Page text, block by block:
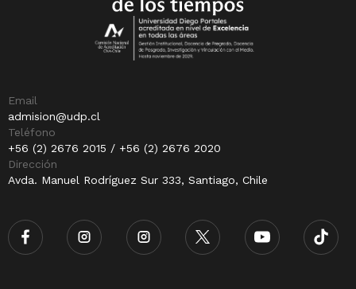
Email
admision@udp.cl
Teléfono
+56 (2) 2676 2015 / +56 (2) 2676 2020
Dirección
Avda. Manuel Rodríguez Sur 333, Santiago, Chile